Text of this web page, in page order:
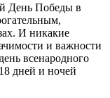
День Победы в
И никакие
и важности
всенародного
дней и ночей